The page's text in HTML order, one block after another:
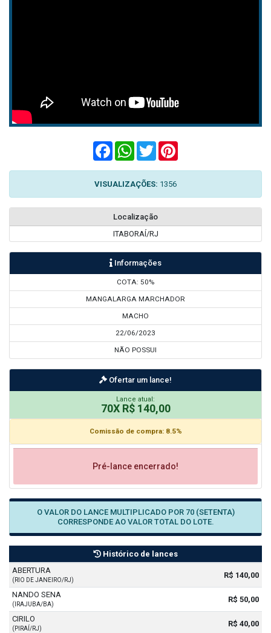
FacebookWhatsApp
Twitter
VISUALIZAÇÕES: 1356
Localização
ITABORAÍ/RJ
Informações
COTA: 50%
MANGALARGA MARCHADOR
MACHO
22/06/2023
NÃO POSSUI
Ofertar um lance!
Lance atual:
70X R$ 140,00
Comissão de compra: 8.5%
Pré-lance encerrado!
O VALOR DO LANCE MULTIPLICADO POR 70 (SETENTA)
CORRESPONDE AO VALOR TOTAL DO LOTE.
Histórico de lances
ABERTURA
(RIO DE JANEIRO/RJ)
R$ 140,00
NANDO SENA
(IRAJUBA/BA)
R$ 50,00
CIRILO
(PIRAÍ/RJ)
R$ 40,00